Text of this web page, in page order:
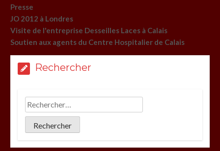
Presse
JO 2012 à Londres
Visite de l'entreprise Desseilles Laces à Calais
Soutien aux agents du Centre Hospitalier de Calais
Rechercher